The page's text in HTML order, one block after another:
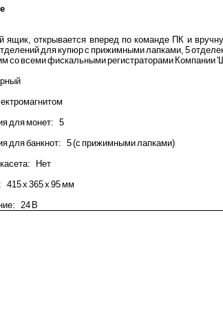
ящик, открывается вперед по команде ПК и
для купюр с прижимными лапками, 5
со всеми фискальными регистраторами
для монет: 5
для банкнот: 5 (с прижимными лапками)
Нет
х 365 х 95 мм
24 В